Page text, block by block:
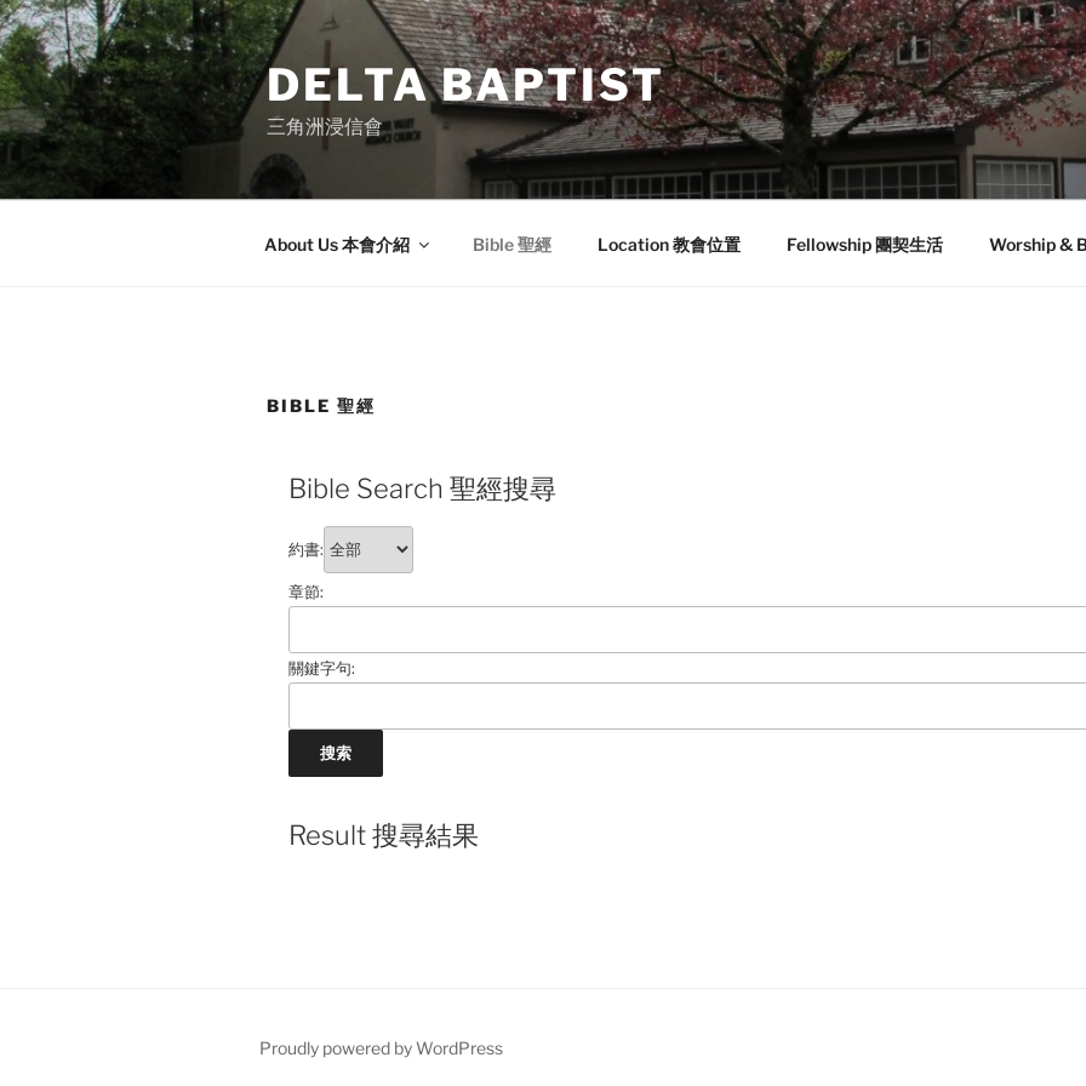
Skip
to
content
DELTA BAPTIST
三角洲浸信會
About Us 本會介紹 Bible 聖經 Location 教會位置 Fellowship 團契生活 Worship &
BIBLE 聖經
Bible Search 聖經搜尋
約書:
章節:
關鍵字句:
Result 搜尋結果
Proudly powered by WordPress